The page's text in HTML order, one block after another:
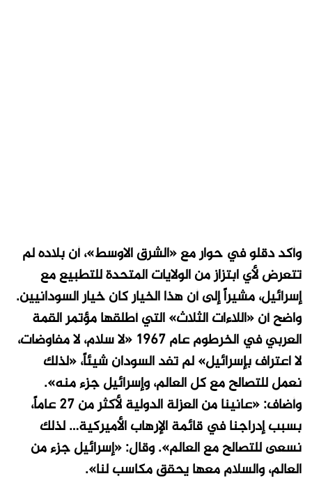
وأكد دقلو في حوار مع «الشرق الاوسط»، أن بلاده لم
تتعرض لأي ابتزاز من الولايات المتحدة للتطبيع مع
إسرائيل، مشيراً إلى أن هذا الخيار كان خيار السودانيين.
واضح أن «اللاءات الثلاث» التي أطلقها مؤتمر القمة
العربي في الخرطوم عام 1967 «لا سلام، لا مفاوضات،
لا اعتراف بإسرائيل» لم تفد السودان شيئاً، «لذلك
نعمل للتصالح مع كل العالم، وإسرائيل جزء منه».
وأضاف: «عانينا من العزلة الدولية لأكثر من 27 عاماً،
بسبب إدراجنا في قائمة الإرهاب الأميركية… لذلك
نسعى للتصالح مع العالم». وقال: «إسرائيل جزء من
العالم، والسلام معها يحقق مكاسب لنا».